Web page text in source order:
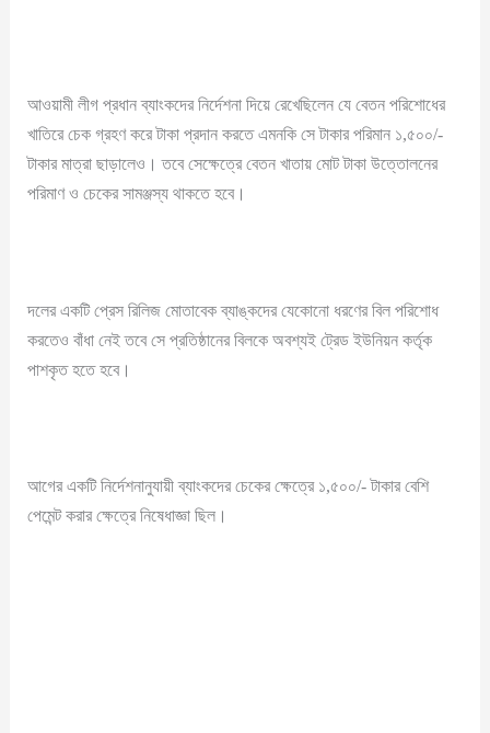
আওয়ামী লীগ প্রধান ব্যাংকদের নির্দেশনা দিয়ে রেখেছিলেন যে বেতন পরিশোধের
খাতিরে চেক গ্রহণ করে টাকা প্রদান করতে এমনকি সে টাকার পরিমান ১,৫০০/-
টাকার মাত্রা ছাড়ালেও। তবে সেক্ষেত্রে বেতন খাতায় মোট টাকা উত্তোলনের
পরিমাণ ও চেকের সামঞ্জস্য থাকতে হবে।
দলের একটি প্রেস রিলিজ মোতাবেক ব্যাঙ্কদের যেকোনো ধরণের বিল পরিশোধ
করতেও বাঁধা নেই তবে সে প্রতিষ্ঠানের বিলকে অবশ্যই ট্রেড ইউনিয়ন কর্তৃক
পাশকৃত হতে হবে।
আগের একটি নির্দেশনানুযায়ী ব্যাংকদের চেকের ক্ষেত্রে ১,৫০০/- টাকার বেশি
পেমেন্ট করার ক্ষেত্রে নিষেধাজ্ঞা ছিল।